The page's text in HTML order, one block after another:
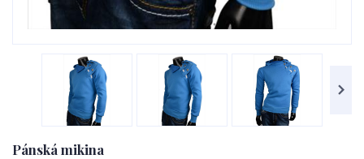
Pánská mikina